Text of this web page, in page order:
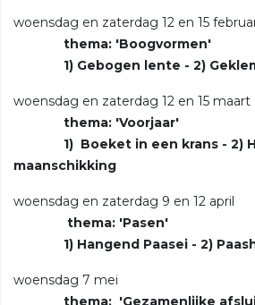
woensdag en zaterdag 12 en 15
thema: 'Boogvormen'
1) Gebogen lente - 2)
woensdag en zaterdag 12 en 15 maart
thema: 'Voorjaar'
1) Boeket in een krans - 2)
maanschikking
woensdag en zaterdag 9 en 12 april
thema: 'Pasen'
1) Hangend Paasei - 2)
woensdag 7 mei
thema: 'Gezamenlijke